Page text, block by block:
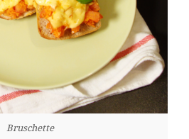
Bruschette